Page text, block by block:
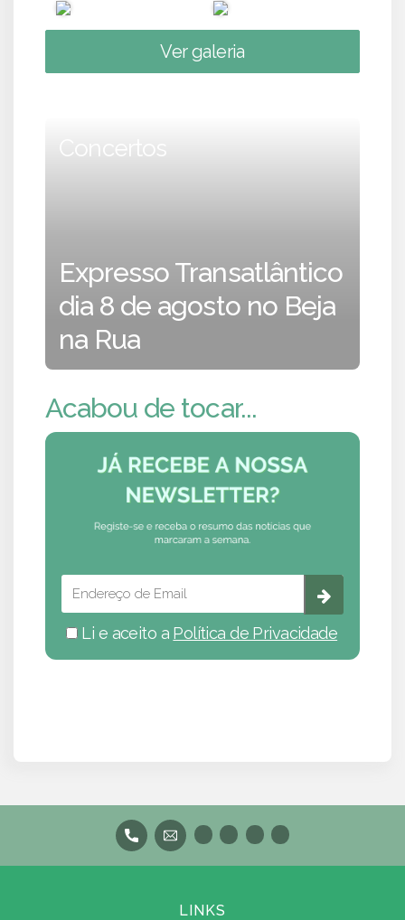
Ver galeria
Concertos
Expresso Transatlântico
dia 8 de agosto no Beja
na Rua
Acabou de tocar...
Li e aceito a Política de Privacidade
LINKS